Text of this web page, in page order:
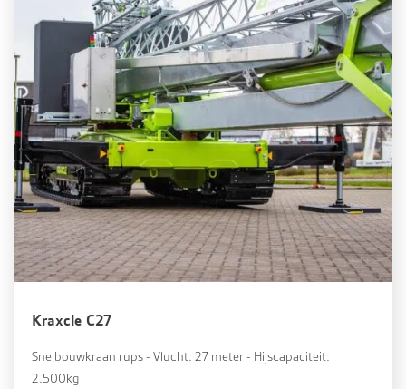
Kraxcle C27
Snelbouwkraan rups - Vlucht: 27 meter - Hijscapaciteit:
2.500kg